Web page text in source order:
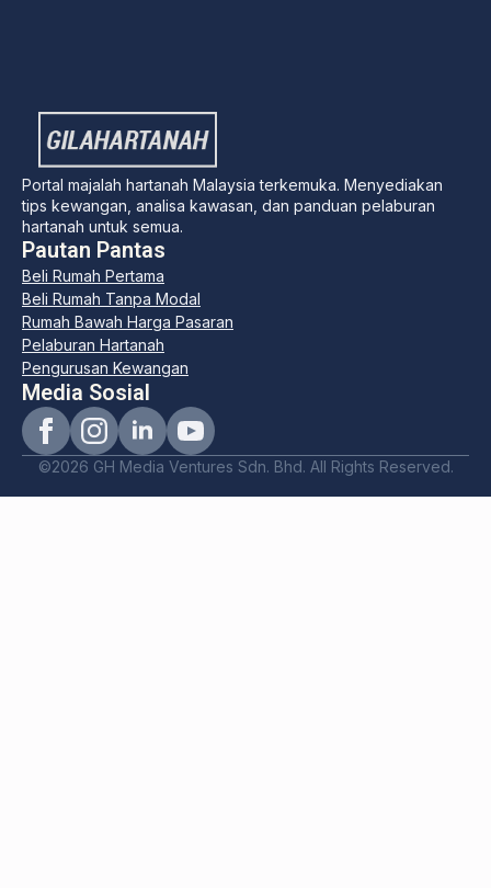
Portal majalah hartanah Malaysia terkemuka. Menyediakan
tips kewangan, analisa kawasan, dan panduan pelaburan
hartanah untuk semua.
Pautan Pantas
Beli Rumah Pertama
Beli Rumah Tanpa Modal
Rumah Bawah Harga Pasaran
Pelaburan Hartanah
Pengurusan Kewangan
Media Sosial
©2026 GH Media Ventures Sdn. Bhd. All Rights Reserved.